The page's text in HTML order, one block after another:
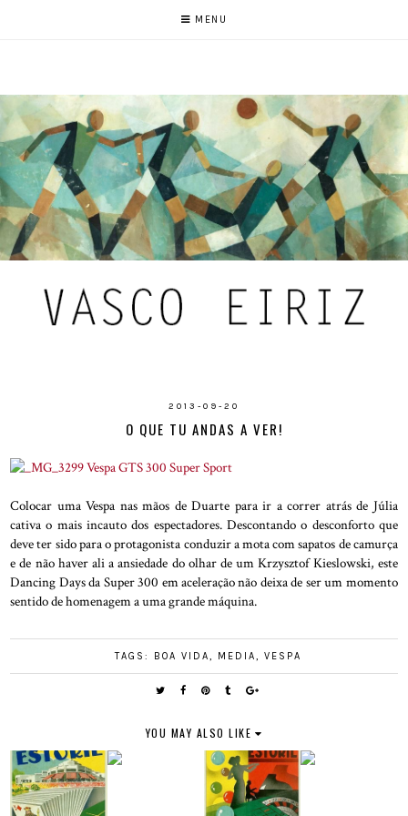
MENU
2013-09-20
O QUE TU ANDAS A VER!
Colocar uma Vespa nas mãos de Duarte para ir a correr atrás de Júlia
cativa o mais incauto dos espectadores. Descontando o desconforto que
deve ter sido para o protagonista conduzir a mota com sapatos de camurça
e de não haver ali a ansiedade do olhar de um Krzysztof Kieslowski, este
Dancing Days da Super 300 em aceleração não deixa de ser um momento
sentido de homenagem a uma grande máquina.
TAGS: BOA VIDA, MEDIA, VESPA
YOU MAY ALSO LIKE